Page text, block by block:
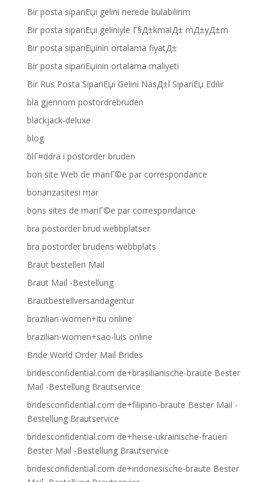
Bir posta sipariЕџi gelini nerede bulabilirim
Bir posta sipariЕџi geliniyle Г§Д±kmalД± mД±yД±m
Bir posta sipariЕџinin ortalama fiyatД±
Bir posta sipariЕџinin ortalama maliyeti
Bir Rus Posta SipariЕџi Gelini NasД±l SipariЕџ Edilir
bla gjennom postordrebruden
blackjack-deluxe
blog
blГ¤ddra i postorder bruden
bon site Web de mariГ©e par correspondance
bonanzasitesi mar
bons sites de mariГ©e par correspondance
bra postorder brud webbplatser
bra postorder brudens webbplats
Braut bestellen Mail
Braut Mail -Bestellung
Brautbestellversandagentur
brazilian-women+itu online
brazilian-women+sao-luis online
Bride World Order Mail Brides
bridesconfidential.com de+brasilianische-braute Bester
Mail -Bestellung Brautservice
bridesconfidential.com de+filipino-braute Bester Mail -
Bestellung Brautservice
bridesconfidential.com de+heise-ukrainische-frauen
Bester Mail -Bestellung Brautservice
bridesconfidential.com de+indonesische-braute Bester